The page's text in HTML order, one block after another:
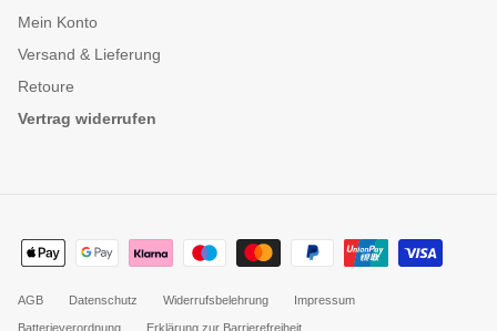
Mein Konto
Versand & Lieferung
Retoure
Vertrag widerrufen
AGB Datenschutz Widerrufsbelehrung Impressum
Batterieverordnung Erklärung zur Barrierefreiheit